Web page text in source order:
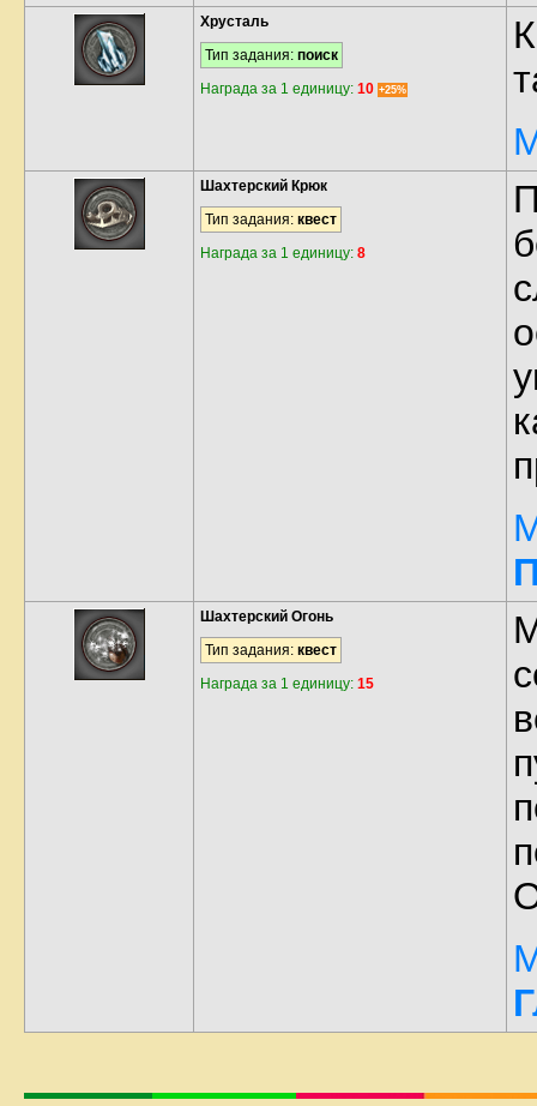
Хрусталь
Тип задания: поиск
Награда за 1 единицу: 10 +25%
Шахтерский Крюк
Тип задания: квест
Награда за 1 единицу: 8
Шахтерский Огонь
Тип задания: квест
Награда за 1 единицу: 15